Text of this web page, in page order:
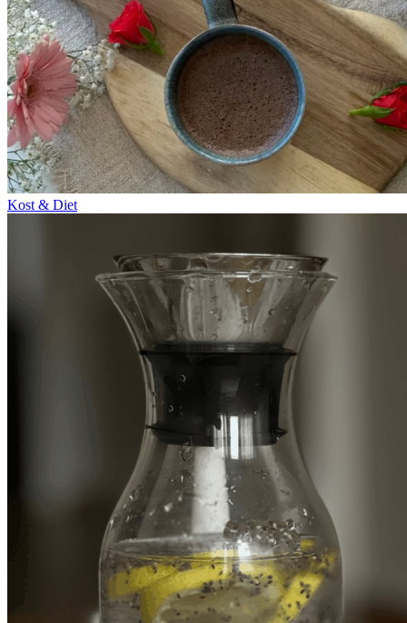
Kost & Diet